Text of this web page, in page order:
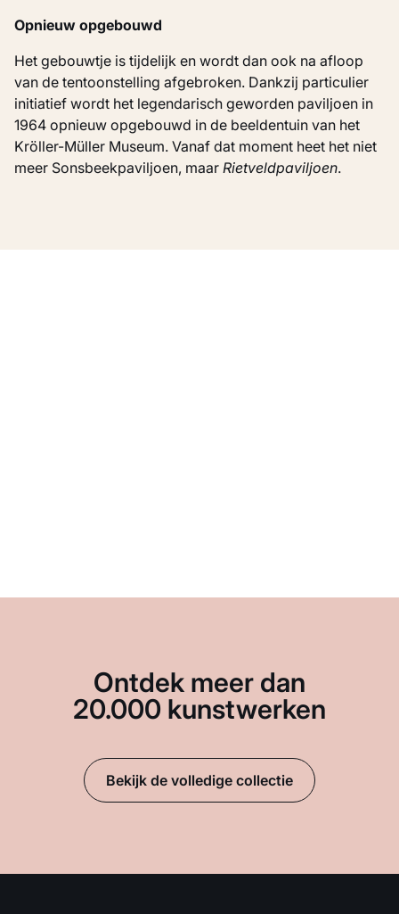
Opnieuw opgebouwd
Het gebouwtje is tijdelijk en wordt dan ook na afloop
van de tentoonstelling afgebroken. Dankzij particulier
initiatief wordt het legendarisch geworden paviljoen in
1964 opnieuw opgebouwd in de beeldentuin van het
Kröller-Müller Museum. Vanaf dat moment heet het niet
meer Sonsbeekpaviljoen, maar Rietveldpaviljoen.
Ontdek meer dan
20.000 kunstwerken
Bekijk de volledige collectie